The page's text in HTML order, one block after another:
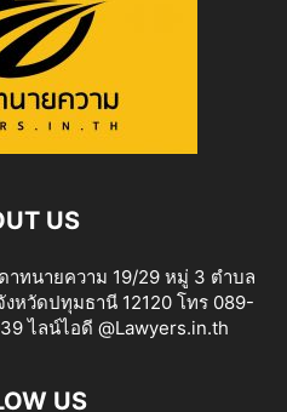
US
ทนายความ 19/29 หมู่ 3 ตำบล
งหวัดปทุมธานี 12120 โทร 089-
ไลน์ไอดี @Lawyers.in.th
US